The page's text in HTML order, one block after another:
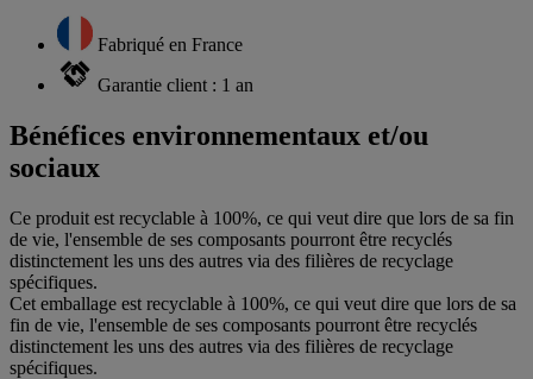
Fabriqué en France
Garantie client : 1 an
Bénéfices environnementaux et/ou
sociaux
Ce produit est recyclable à 100%, ce qui veut dire que lors de sa fin
de vie, l'ensemble de ses composants pourront être recyclés
distinctement les uns des autres via des filières de recyclage
spécifiques.
Cet emballage est recyclable à 100%, ce qui veut dire que lors de sa
fin de vie, l'ensemble de ses composants pourront être recyclés
distinctement les uns des autres via des filières de recyclage
spécifiques.